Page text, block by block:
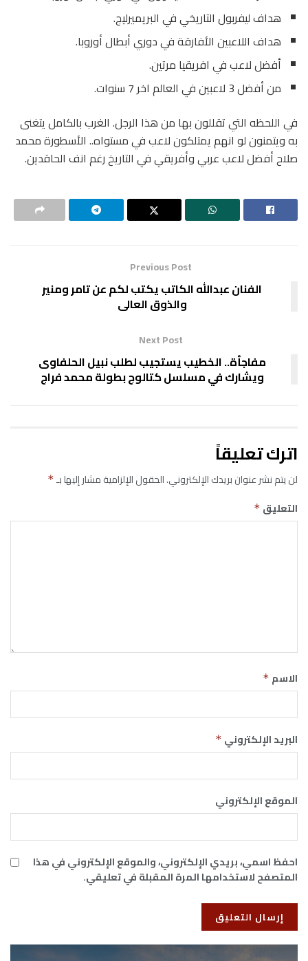
هداف ليفربول التاريخي في البريميرليج.
هداف اللاعبين الأفارقة في دوري أبطال أوروبا.
أفضل لاعب في افريقيا مرتين.
من أفضل 3 لاعبين في العالم اخر 7 سنوات.
في اللحظه التي تقللون بها من هذا الرجل. الغرب بالكامل يتغنى
به ويتمنون لو انهم يمتلكون لاعب في مستواه.. الأسطورة محمد
صلاح أفضل لاعب عربي وأفريقي في التاريخ رغم انف الحاقدين.
Previous Post
الفنان عبدالله الكاتب يكتب لكم عن تامر ومنير
والذوق العالى
Next Post
مفاجأة.. الخطيب يستجيب لطلب نبيل الحلفاوى
ويشارك في مسلسل كتالوج بطولة محمد فراج
اترك تعليقاً
لن يتم نشر عنوان بريدك الإلكتروني.الحقول الإلزامية مشار إليها بـ*
التعليق *
الاسم *
البريد الإلكتروني *
الموقع الإلكتروني
احفظ اسمي، بريدي الإلكتروني، والموقع الإلكتروني في هذا
المتصفح لاستخدامها المرة المقبلة في تعليقي.